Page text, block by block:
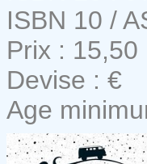
ISBN 10 /
Prix : 15,50
Devise : €
Age